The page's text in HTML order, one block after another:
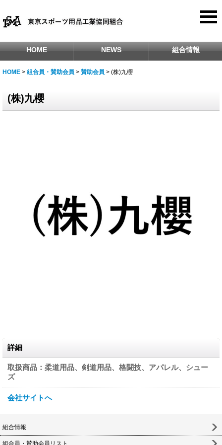
HOME NEWS 組合情報
HOME > 組合員・賛助会員 > 賛助会員 > (株)九櫻
(株)九櫻
詳細
取扱商品：柔道用品、剣道用品、格闘技、アパレル、シュー
ズ
会社サイトへ
組合情報
組合員・賛助会員リスト